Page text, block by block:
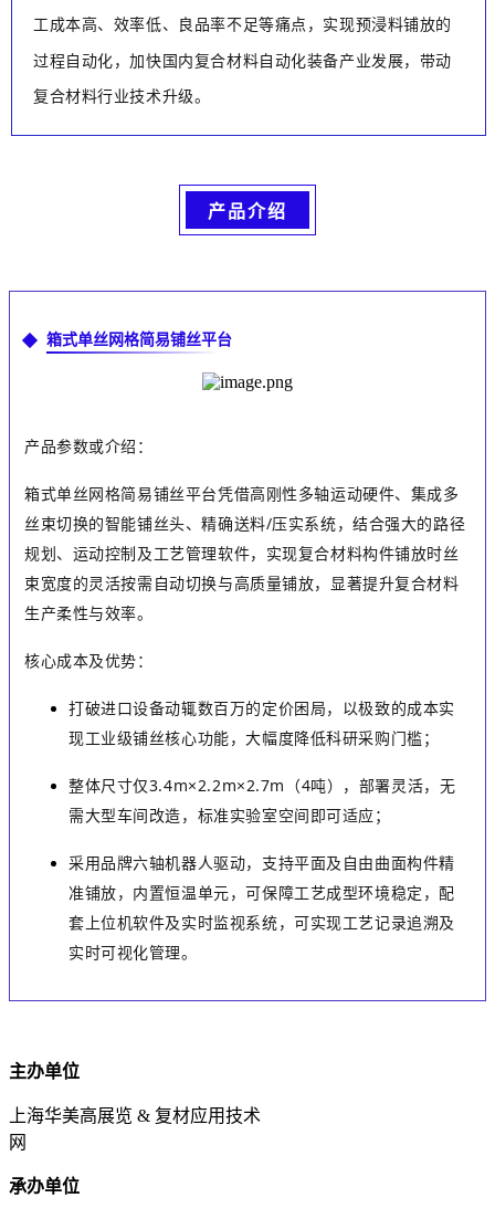
工成本高、效率低、良品率不足等痛点 ，实现预浸料铺放的
过程自动化，加快国内复合材料自动化装备产业发展，带动
复合材料行业技术升级。
产品介绍
箱式单丝网格简易铺丝平台
产品参数或介绍：
箱式单丝网格简易铺丝平台凭借高刚性多轴运动硬件、集成多
丝束切换的智能铺丝头、精确送料/压实系统，结合强大的路径
规划、运动控制及工艺管理软件，实现复合材料构件铺放时丝
束宽度的灵活按需自动切换与高质量铺放，显著提升复合材料
生产柔性与效率。
核心成本及优势：
打破进口设备动辄数百万的定价困局，以极致的成本实
现工业级铺丝核心功能，大幅度降低科研采购门槛；
整体尺寸仅3.4m×2.2m×2.7m （4吨），部署灵活，无
需大型车间改造，标准实验室空间即可适应；
采用品牌六轴机器人驱动，支持平面及自由曲面构件精
准铺放，内置恒温单元，可保障工艺成型环境稳定，配
套上位机软件及实时监视系统，可实现工艺记录追溯及
实时可视化管理。
主办单位
上海华美高展览 & 复材应用技术
网
承办单位